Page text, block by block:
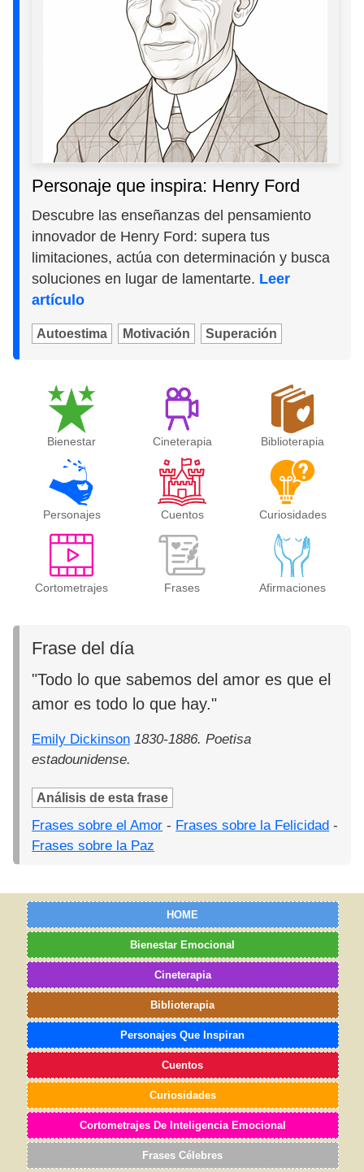
Personaje que inspira: Henry Ford
Descubre las enseñanzas del pensamiento
innovador de Henry Ford: supera tus
limitaciones, actúa con determinación y busca
soluciones en lugar de lamentarte. Leer
artículo
Autoestima Motivación Superación
Bienestar Cineterapia Biblioterapia
Personajes Cuentos Curiosidades
Cortometrajes Frases Afirmaciones
Frase del día
"Todo lo que sabemos del amor es que el
amor es todo lo que hay."
Emily Dickinson 1830-1886. Poetisa
estadounidense.
Análisis de esta frase
Frases sobre el Amor - Frases sobre la Felicidad -
Frases sobre la Paz
HOME
Bienestar Emocional
Cineterapia
Biblioterapia
Personajes Que Inspiran
Cuentos
Curiosidades
Cortometrajes De Inteligencia Emocional
Frases Célebres